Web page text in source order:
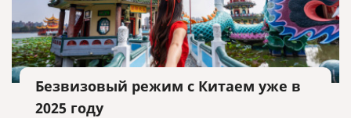
Безвизовый режим с Китаем уже в
2025 году